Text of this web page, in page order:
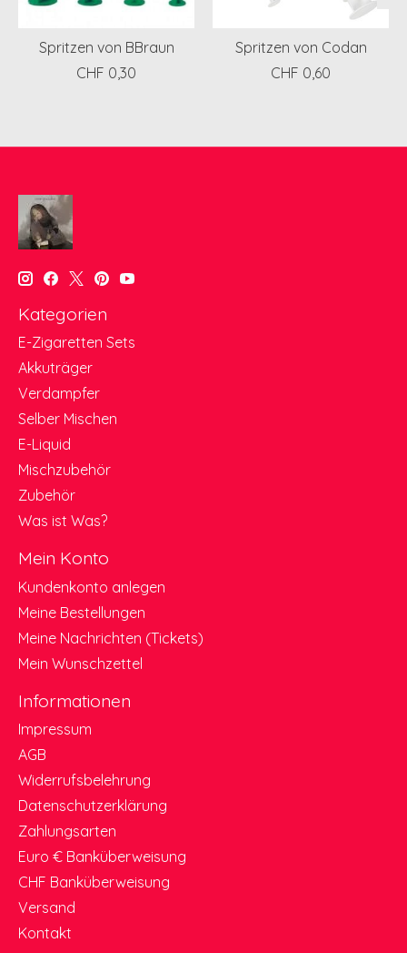
Spritzen von BBraun
CHF 0,30
Spritzen von Codan
CHF 0,60
Kategorien
E-Zigaretten Sets
Akkuträger
Verdampfer
Selber Mischen
E-Liquid
Mischzubehör
Zubehör
Was ist Was?
Mein Konto
Kundenkonto anlegen
Meine Bestellungen
Meine Nachrichten (Tickets)
Mein Wunschzettel
Informationen
Impressum
AGB
Widerrufsbelehrung
Datenschutzerklärung
Zahlungsarten
Euro € Banküberweisung
CHF Banküberweisung
Versand
Kontakt